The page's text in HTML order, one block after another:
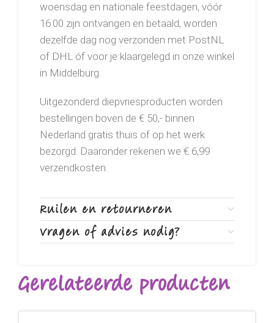
woensdag en nationale feestdagen, vóór
16.00 zijn ontvangen en betaald, worden
dezelfde dag nog verzonden met PostNL
of DHL óf voor je klaargelegd in onze winkel
in Middelburg.
Uitgezonderd diepvriesproducten worden
bestellingen boven de € 50,- binnen
Nederland gratis thuis of op het werk
bezorgd. Daaronder rekenen we € 6,99
verzendkosten.
Ruilen en retourneren
Vragen of advies nodig?
Gerelateerde producten